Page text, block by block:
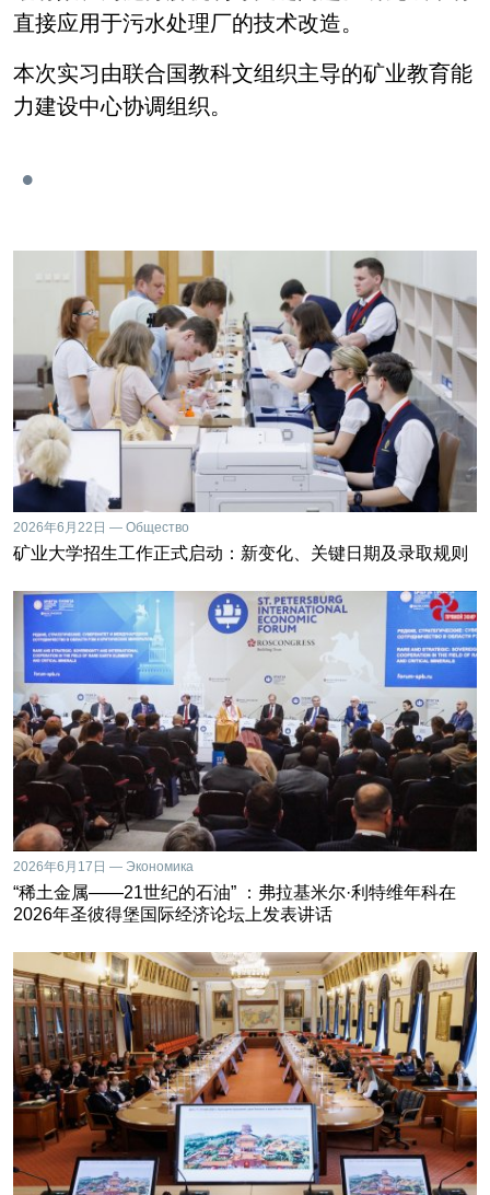
直接应用于污水处理厂的技术改造。
本次实习由联合国教科文组织主导的矿业教育能
力建设中心协调组织。
2026年6月22日 — Общество
矿业大学招生工作正式启动：新变化、关键日期及录取规则
2026年6月17日 — Экономика
“稀土金属——21世纪的石油” ：弗拉基米尔·利特维年科在
2026年圣彼得堡国际经济论坛上发表讲话